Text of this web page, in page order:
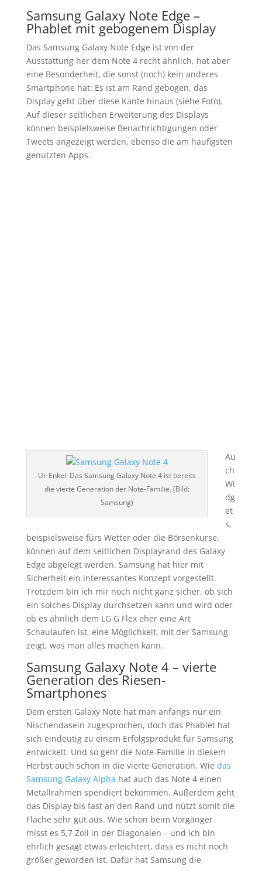
Samsung Galaxy Note Edge –
Phablet mit gebogenem Display
Das Samsung Galaxy Note Edge ist von der
Ausstattung her dem Note 4 recht ähnlich, hat aber
eine Besonderheit, die sonst (noch) kein anderes
Smartphone hat: Es ist am Rand gebogen, das
Display geht über diese Kante hinaus (siehe Foto).
Auf dieser seitlichen Erweiterung des Displays
können beispielsweise Benachrichtigungen oder
Tweets angezeigt werden, ebenso die am häufigsten
genutzten Apps.
Ur-Enkel: Das Samsung Galaxy Note 4 ist bereits
die vierte Generation der Note-Familie. (Bild:
Samsung)
Au
ch
Wi
dg
et
s,
beispielsweise fürs Wetter oder die Börsenkurse,
können auf dem seitlichen Displayrand des Galaxy
Edge abgelegt werden. Samsung hat hier mit
Sicherheit ein interessantes Konzept vorgestellt.
Trotzdem bin ich mir noch nicht ganz sicher, ob sich
ein solches Display durchsetzen kann und wird oder
ob es ähnlich dem LG G Flex eher eine Art
Schaulaufen ist, eine Möglichkeit, mit der Samsung
zeigt, was man alles machen kann.
Samsung Galaxy Note 4 – vierte
Generation des Riesen-
Smartphones
Dem ersten Galaxy Note hat man anfangs nur ein
Nischendasein zugesprochen, doch das Phablet hat
sich eindeutig zu einem Erfolgsprodukt für Samsung
entwickelt. Und so geht die Note-Familie in diesem
Herbst auch schon in die vierte Generation. Wie das
Samsung Galaxy Alpha hat auch das Note 4 einen
Metallrahmen spendiert bekommen. Außerdem geht
das Display bis fast an den Rand und nützt somit die
Fläche sehr gut aus. Wie schon beim Vorgänger
misst es 5,7 Zoll in der Diagonalen – und ich bin
ehrlich gesagt etwas erleichtert, dass es nicht noch
größer geworden ist. Dafür hat Samsung die